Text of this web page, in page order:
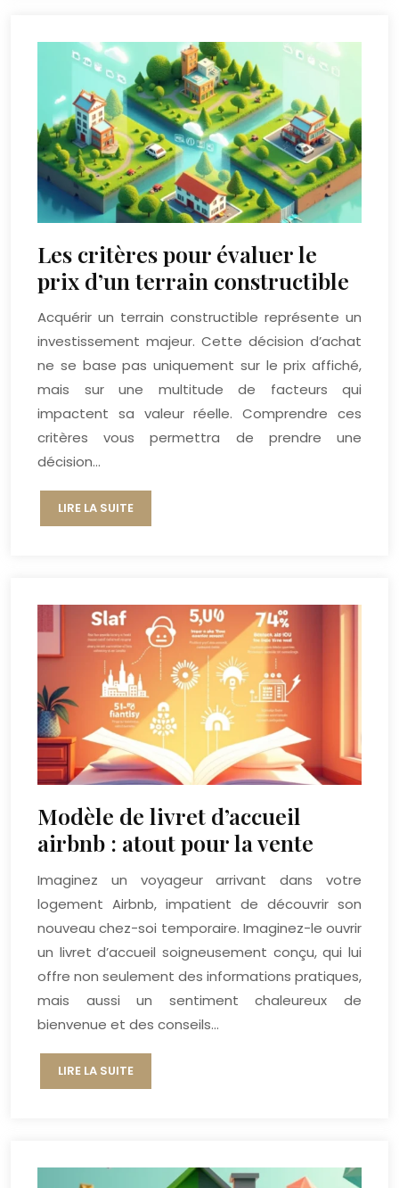
Les critères pour évaluer le
prix d’un terrain constructible
Acquérir un terrain constructible représente un
investissement majeur. Cette décision d’achat
ne se base pas uniquement sur le prix affiché,
mais sur une multitude de facteurs qui
impactent sa valeur réelle. Comprendre ces
critères vous permettra de prendre une
décision…
LIRE LA SUITE
Modèle de livret d’accueil
airbnb : atout pour la vente
Imaginez un voyageur arrivant dans votre
logement Airbnb, impatient de découvrir son
nouveau chez-soi temporaire. Imaginez-le ouvrir
un livret d’accueil soigneusement conçu, qui lui
offre non seulement des informations pratiques,
mais aussi un sentiment chaleureux de
bienvenue et des conseils…
LIRE LA SUITE